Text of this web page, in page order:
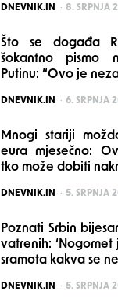
POSTED
DNEVNIK.IN 8. SRPNJA
Što se događa
šokantno pismo
Putinu: “Ovo je
POSTED
DNEVNIK.IN 6. SRPNJA
Mnogi stariji
eura mjesečno:
tko može dobiti
POSTED
DNEVNIK.IN 5. SRPNJA
Poznati Srbin
vatrenih:
sramota kakva se
POSTED
DNEVNIK.IN 5. SRPNJA